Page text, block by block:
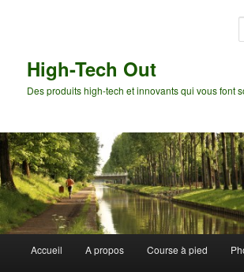
High-Tech Out
Des produits high-tech et innovants qui vous font
principal
Accueil A propos Course à pied